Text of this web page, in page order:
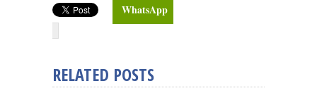
WhatsApp
RELATED POSTS